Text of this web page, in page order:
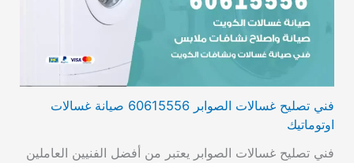
فني تصليح غسالات الصوابر 60615556 صيانة غسالات
اوتوماتيك
فني تصليح غسالات الصوابر يعتبر من أفضل الفنيين العاملين